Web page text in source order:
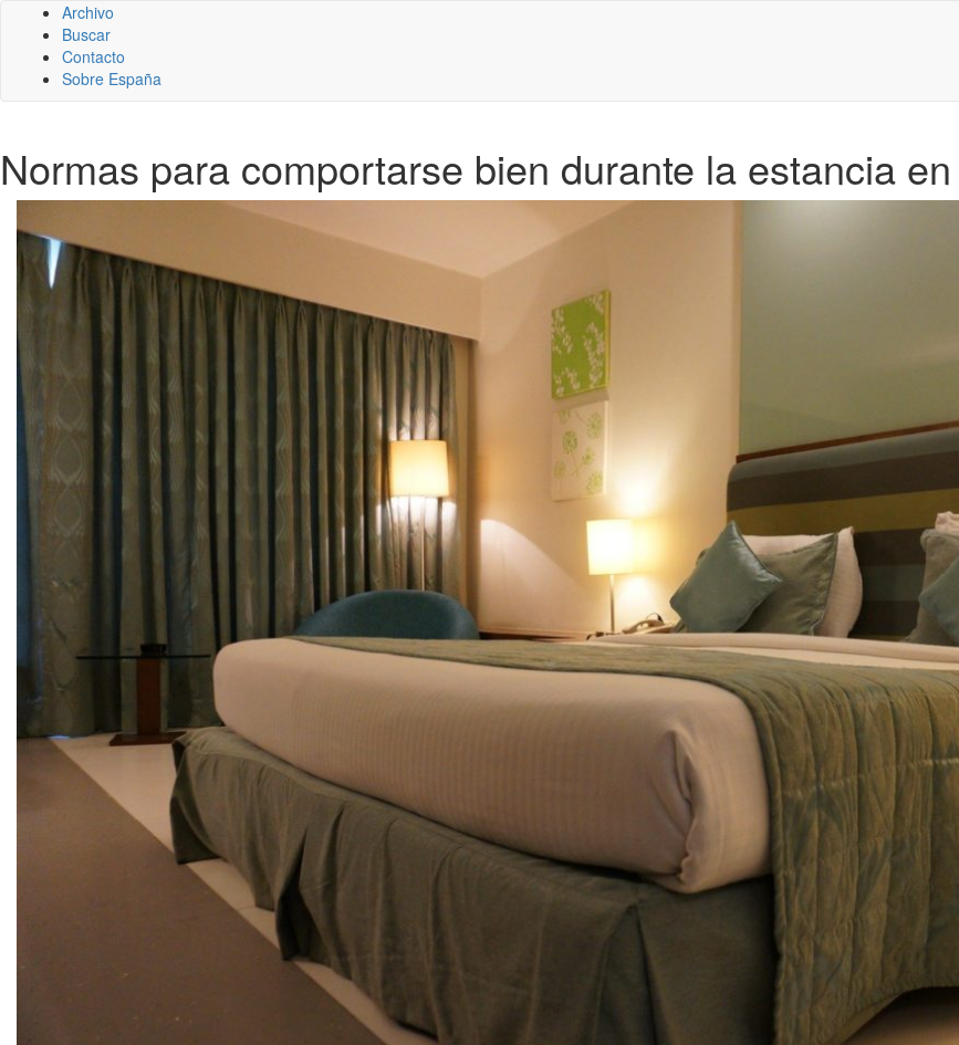
Archivo
Buscar
Contacto
Sobre España
Normas para comportarse bien durante la estancia